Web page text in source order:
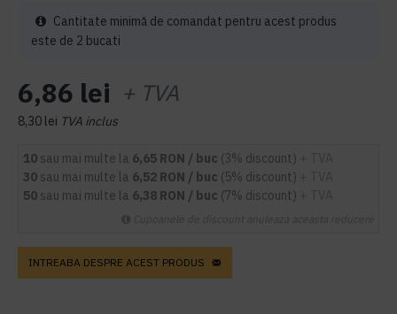
6,86 lei + TVA
8,30 lei TVA inclus
Cantitate minimă de comandat pentru acest produs
este de 2 bucati
10 sau mai multe la 6,65 RON / buc (3% discount)
30 sau mai multe la 6,52 RON / buc (5% discount)
50 sau mai multe la 6,38 RON / buc (7% discount)
INTREABA DESPRE ACEST PRODUS